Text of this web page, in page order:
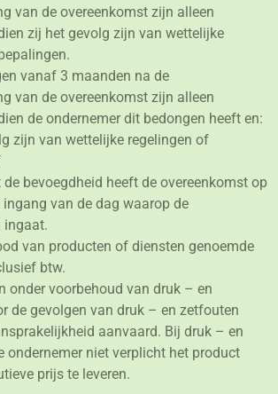
van de overeenkomst zijn alleen
zij het gevolg zijn van wettelijke
vanaf 3 maanden na de
van de overeenkomst zijn alleen
de ondernemer dit bedongen heeft en:
zijn van wettelijke regelingen of
bevoegdheid heeft de overeenkomst op
van de dag waarop de
ingaat.
van producten of diensten genoemde
btw.
onder voorbehoud van druk – en
de gevolgen van druk – en zetfouten
aanvaard. Bij druk – en
ondernemer niet verplicht het product
prijs te leveren.